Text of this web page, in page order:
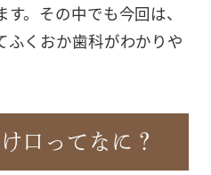
。その中でも今回は、
ふくおか歯科がわかりや
口ってなに？